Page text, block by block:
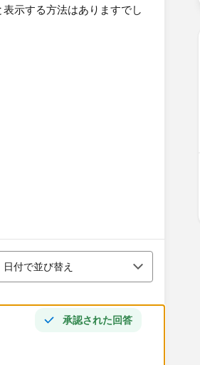
示する方法はありますでし
び替え
日付で並び替え
承認された回答